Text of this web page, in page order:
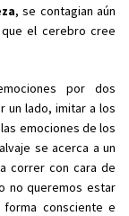
, se contagian aún
el cerebro cree
por dos
un lado, imitar a los
emociones de los
se acerca a un
correr con cara de
no queremos estar
forma consciente e